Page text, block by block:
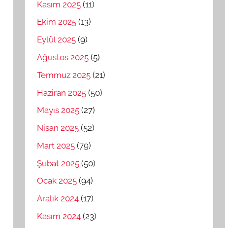
Kasım 2025 (11)
Ekim 2025 (13)
Eylül 2025 (9)
Ağustos 2025 (5)
Temmuz 2025 (21)
Haziran 2025 (50)
Mayıs 2025 (27)
Nisan 2025 (52)
Mart 2025 (79)
Şubat 2025 (50)
Ocak 2025 (94)
Aralık 2024 (17)
Kasım 2024 (23)